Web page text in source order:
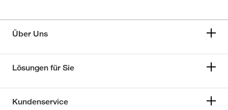
Über Uns
Lösungen für Sie
Kundenservice